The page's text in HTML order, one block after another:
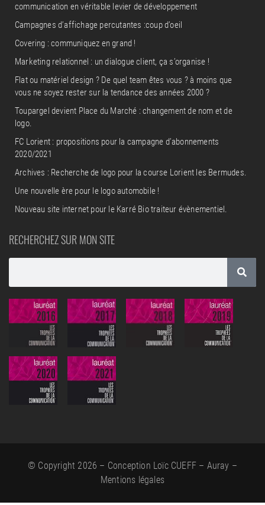
communication en véritable levier de développement
Campagnes d’affichage percutantes :coup d’oeil
Covering : communiquez en grand !
Marketing relationnel : un dialogue client, ça s’organise !
Flat ou matériel design ? De quel team êtes vous ? à moins que
vous ne soyez rester sur la tendance des années 2000 ?
Toupargel devient Place du Marché : changement de nom et de
logo.
FC Lorient : propositions pour la campagne d’abonnements
2020/2021
Archives : Recherche de logo pour la course Lorient les Bermudes.
Une nouvelle ère pour le logo automobile !
Nouveau site internet pour le Karré Bio traiteur évènementiel.
RECHERCHEZ SUR MON SITE
© Copyright 2026 – Conception Loïc CUEFF – Auray –
Mentions légales